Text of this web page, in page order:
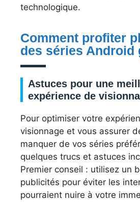
technologique.
Comment profiter
des séries Android
Astuces pour une
expérience de
Pour optimiser votre
visionnage et vous assurer
manquer de vos séries
quelques trucs et astuces
Premier conseil : utilisez un
publicités pour éviter les
pourraient nuire à votre